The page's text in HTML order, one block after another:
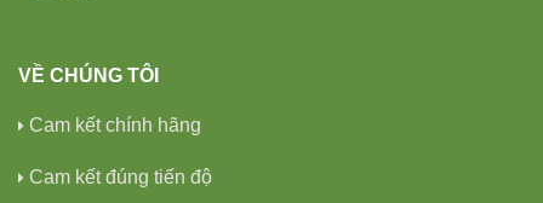
VỀ CHÚNG TÔI
Cam kết chính hãng
Cam kết đúng tiến độ